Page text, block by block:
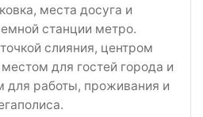
места досуга и
станции метро.
слияния, центром
для гостей города и
для работы, проживания и